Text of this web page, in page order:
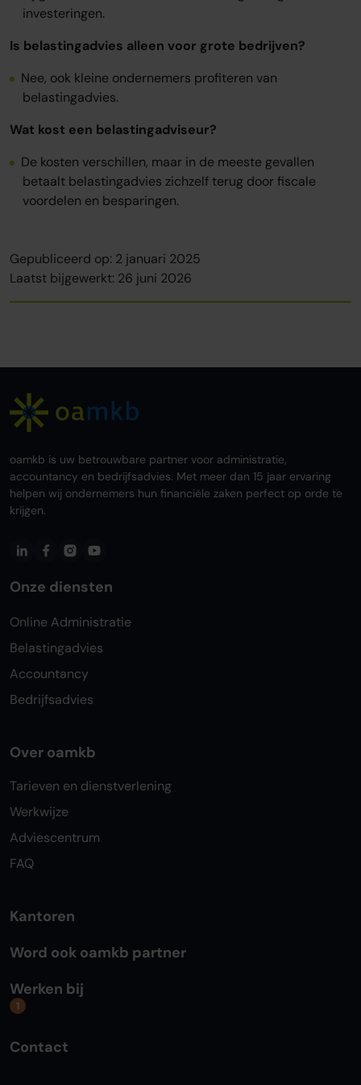
investeringen.
Is belastingadvies alleen voor grote bedrijven?
Nee, ook kleine ondernemers profiteren van
belastingadvies.
Wat kost een belastingadviseur?
De kosten verschillen, maar in de meeste gevallen
betaalt belastingadvies zichzelf terug door fiscale
voordelen en besparingen.
Gepubliceerd op: 2 januari 2025
Laatst bijgewerkt: 26 juni 2026
oamkb is uw betrouwbare partner voor administratie,
accountancy en bedrijfsadvies. Met meer dan 15 jaar ervaring
helpen wij ondernemers hun financiële zaken perfect op orde te
krijgen.
Onze diensten
Online Administratie
Belastingadvies
Accountancy
Bedrijfsadvies
Over oamkb
Tarieven en dienstverlening
Werkwijze
Adviescentrum
FAQ
Kantoren
Word ook oamkb partner
Werken bij
1
Contact